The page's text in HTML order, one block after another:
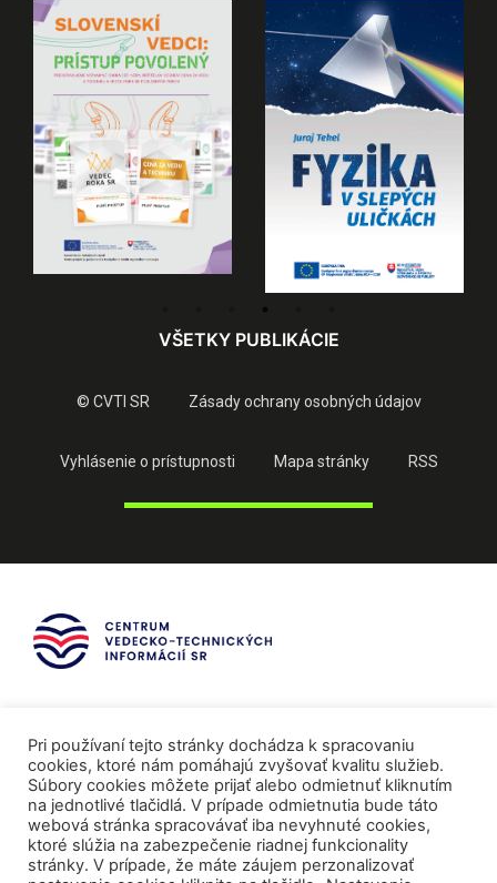
VŠETKY PUBLIKÁCIE
© CVTI SR Zásady ochrany osobných údajov
Vyhlásenie o prístupnosti Mapa stránky RSS
Pri používaní tejto stránky dochádza k spracovaniu
cookies, ktoré nám pomáhajú zvyšovať kvalitu služieb.
Súbory cookies môžete prijať alebo odmietnuť kliknutím
na jednotlivé tlačidlá. V prípade odmietnutia bude táto
webová stránka spracovávať iba nevyhnuté cookies,
ktoré slúžia na zabezpečenie riadnej funkcionality
stránky. V prípade, že máte záujem perzonalizovať